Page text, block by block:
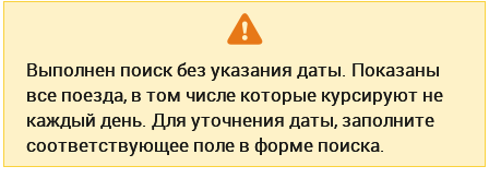
Выполнен поиск без указания даты. Показаны
все поезда, в том числе которые курсируют не
каждый день. Для уточнения даты, заполните
соответствующее поле в форме поиска.